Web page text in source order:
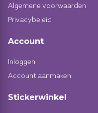
Algemene voorwaarden
Privacybeleid
Account
Inloggen
Account aanmaken
Stickerwinkel